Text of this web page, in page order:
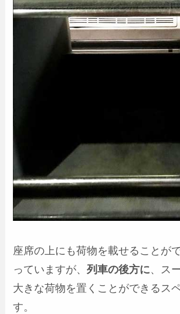
座席の上にも荷物を載せることが
っていますが、列車の後方に、ス
大きな荷物を置くことができるス
す。